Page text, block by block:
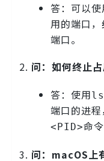
答：可以使
用的端口
端口。
问：如何终止
答：使用
端口的进
<PID>命
问：macOS上